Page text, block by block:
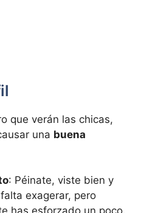
que verán las chicas,
una buena
: Péinate, viste bien y
exagerar, pero